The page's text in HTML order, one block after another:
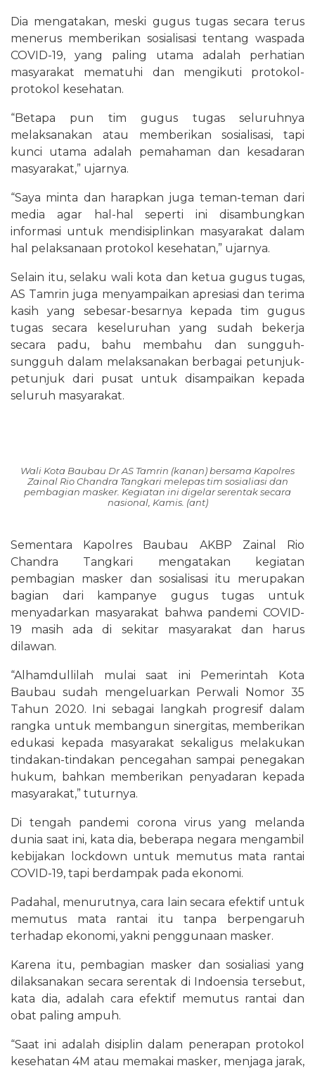
Dia mengatakan, meski gugus tugas secara terus
menerus memberikan sosialisasi tentang waspada
COVID-19, yang paling utama adalah perhatian
masyarakat mematuhi dan mengikuti protokol-
protokol kesehatan.
“Betapa pun tim gugus tugas seluruhnya
melaksanakan atau memberikan sosialisasi, tapi
kunci utama adalah pemahaman dan kesadaran
masyarakat,” ujarnya.
“Saya minta dan harapkan juga teman-teman dari
media agar hal-hal seperti ini disambungkan
informasi untuk mendisiplinkan masyarakat dalam
hal pelaksanaan protokol kesehatan,” ujarnya.
Selain itu, selaku wali kota dan ketua gugus tugas,
AS Tamrin juga menyampaikan apresiasi dan terima
kasih yang sebesar-besarnya kepada tim gugus
tugas secara keseluruhan yang sudah bekerja
secara padu, bahu membahu dan sungguh-
sungguh dalam melaksanakan berbagai petunjuk-
petunjuk dari pusat untuk disampaikan kepada
seluruh masyarakat.
Wali Kota Baubau Dr AS Tamrin (kanan) bersama Kapolres
Zainal Rio Chandra Tangkari melepas tim sosialiasi dan
pembagian masker. Kegiatan ini digelar serentak secara
nasional, Kamis. (ant)
Sementara Kapolres Baubau AKBP Zainal Rio
Chandra Tangkari mengatakan kegiatan
pembagian masker dan sosialisasi itu merupakan
bagian dari kampanye gugus tugas untuk
menyadarkan masyarakat bahwa pandemi COVID-
19 masih ada di sekitar masyarakat dan harus
dilawan.
“Alhamdullilah mulai saat ini Pemerintah Kota
Baubau sudah mengeluarkan Perwali Nomor 35
Tahun 2020. Ini sebagai langkah progresif dalam
rangka untuk membangun sinergitas, memberikan
edukasi kepada masyarakat sekaligus melakukan
tindakan-tindakan pencegahan sampai penegakan
hukum, bahkan memberikan penyadaran kepada
masyarakat,” tuturnya.
Di tengah pandemi corona virus yang melanda
dunia saat ini, kata dia, beberapa negara mengambil
kebijakan lockdown untuk memutus mata rantai
COVID-19, tapi berdampak pada ekonomi.
Padahal, menurutnya, cara lain secara efektif untuk
memutus mata rantai itu tanpa berpengaruh
terhadap ekonomi, yakni penggunaan masker.
Karena itu, pembagian masker dan sosialiasi yang
dilaksanakan secara serentak di Indoensia tersebut,
kata dia, adalah cara efektif memutus rantai dan
obat paling ampuh.
“Saat ini adalah disiplin dalam penerapan protokol
kesehatan 4M atau memakai masker, menjaga jarak,